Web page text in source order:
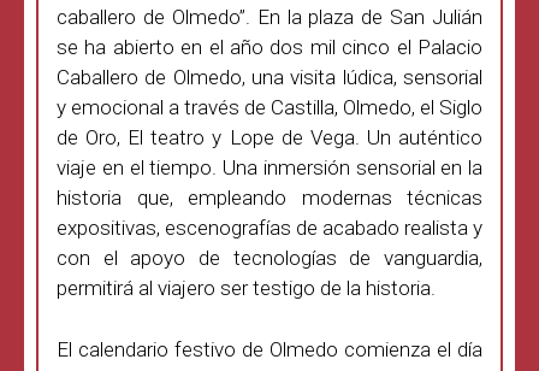
caballero de Olmedo”. En la plaza de San Julián
se ha abierto en el año dos mil cinco el Palacio
Caballero de Olmedo, una visita lúdica, sensorial
y emocional a través de Castilla, Olmedo, el Siglo
de Oro, El teatro y Lope de Vega. Un auténtico
viaje en el tiempo. Una inmersión sensorial en la
historia que, empleando modernas técnicas
expositivas, escenografías de acabado realista y
con el apoyo de tecnologías de vanguardia,
permitirá al viajero ser testigo de la historia.
El calendario festivo de Olmedo comienza el día